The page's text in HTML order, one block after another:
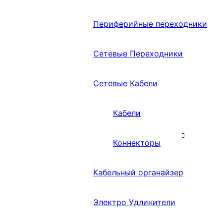
Периферийные переходники
Сетевые Переходники
Сетевые Кабели
Кабели
Коннекторы
Кабельный органайзер
Электро Удлинители